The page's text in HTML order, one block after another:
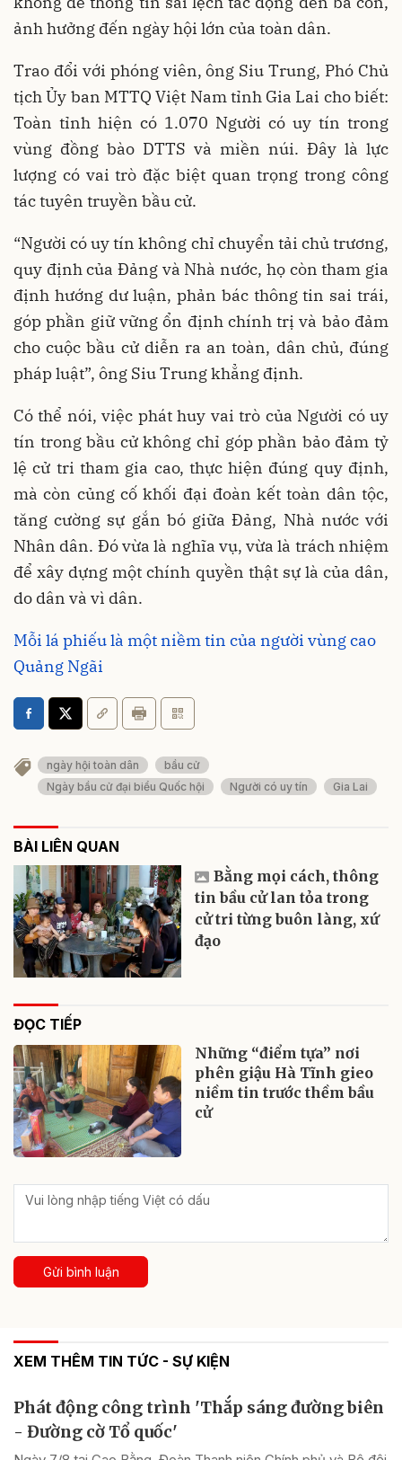
ảnh hưởng đến ngày hội lớn của toàn dân.
Trao đổi với phóng viên, ông Siu Trung, Phó Chủ
tịch Ủy ban MTTQ Việt Nam tỉnh Gia Lai cho biết:
Toàn tỉnh hiện có 1.070 Người có uy tín trong
vùng đồng bào DTTS và miền núi. Đây là lực
lượng có vai trò đặc biệt quan trọng trong công
tác tuyên truyền bầu cử.
“Người có uy tín không chỉ chuyển tải chủ trương,
quy định của Đảng và Nhà nước, họ còn tham gia
định hướng dư luận, phản bác thông tin sai trái,
góp phần giữ vững ổn định chính trị và bảo đảm
cho cuộc bầu cử diễn ra an toàn, dân chủ, đúng
pháp luật”, ông Siu Trung khẳng định.
Có thể nói, việc phát huy vai trò của Người có uy
tín trong bầu cử không chỉ góp phần bảo đảm tỷ
lệ cử tri tham gia cao, thực hiện đúng quy định,
mà còn củng cố khối đại đoàn kết toàn dân tộc,
tăng cường sự gắn bó giữa Đảng, Nhà nước với
Nhân dân. Đó vừa là nghĩa vụ, vừa là trách nhiệm
để xây dựng một chính quyền thật sự là của dân,
do dân và vì dân.
Mỗi lá phiếu là một niềm tin của người vùng cao
Quảng Ngãi
ngày hội toàn dân
bầu cử
Ngày bầu cử đại biểu Quốc hội
Người có uy tín Gia Lai
BÀI LIÊN QUAN
Bằng mọi cách, thông
tin bầu cử lan tỏa trong
cử tri từng buôn làng, xứ
đạo
ĐỌC TIẾP
Những “điểm tựa” nơi
phên giậu Hà Tĩnh gieo
niềm tin trước thềm bầu
cử
Gửi bình luận
XEM THÊM TIN TỨC - SỰ KIỆN
Phát động công trình 'Thắp sáng đường biên
- Đường cờ Tổ quốc'